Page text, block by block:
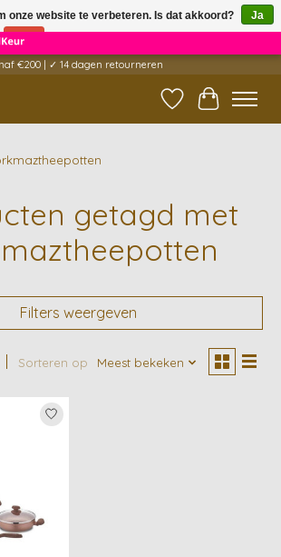
5 Reviews ×
€200 | ✓ 14 dagen retourneren
Verlanglijst
getagd met
Filters weergeven
Sorteren op Meest bekeken
onze website te verbeteren. Is dat akkoord?
Ja
Nee